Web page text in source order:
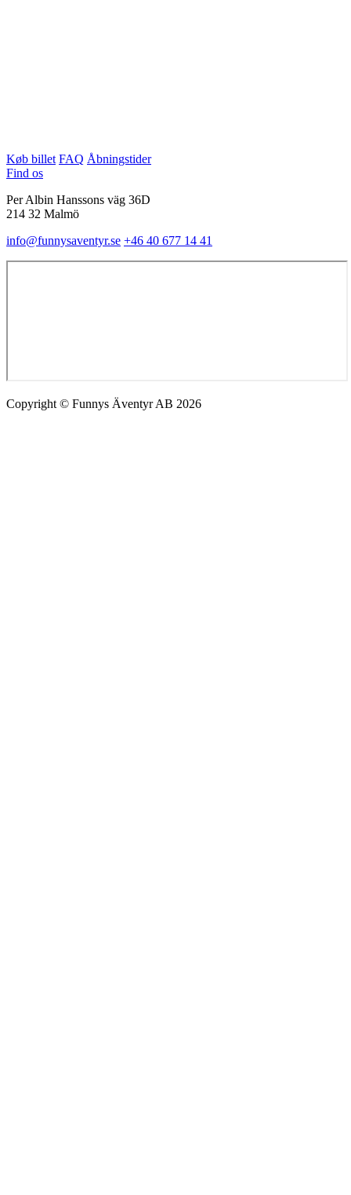
Køb billet FAQ Åbningstider
Find os
Per Albin Hanssons väg 36D
214 32 Malmö
info@funnysaventyr.se +46 40 677 14 41
Copyright © Funnys Äventyr AB 2026